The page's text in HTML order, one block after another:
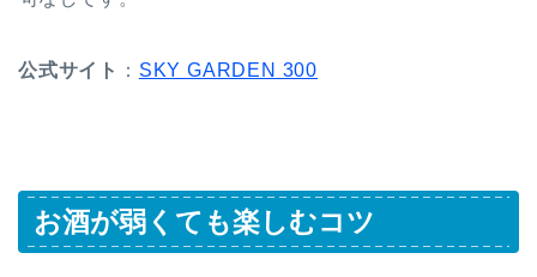
公式サイト ： SKY GARDEN 300
お酒が弱くても楽しむコツ